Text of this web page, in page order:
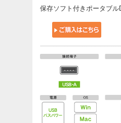
保存ソフト付きポータブル